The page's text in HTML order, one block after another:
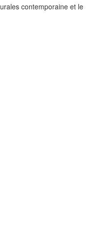
contemporaine et le